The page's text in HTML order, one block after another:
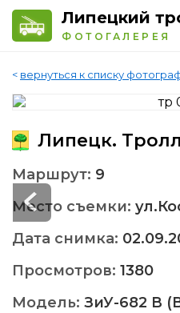
Липецкий
ФОТОГАЛЕРЕЯ
< вернуться к списку
Липецк.
Маршрут: 9
Место съемки:
Дата снимка:
Просмотров: 1380
Модель: ЗиУ-682 В